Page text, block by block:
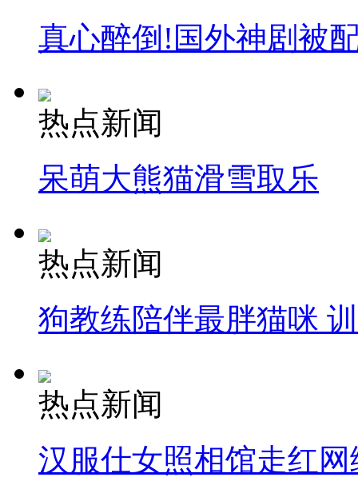
真心醉倒!国外神剧被
热点新闻
呆萌大熊猫滑雪取乐
热点新闻
狗教练陪伴最胖猫咪
热点新闻
汉服仕女照相馆走红网